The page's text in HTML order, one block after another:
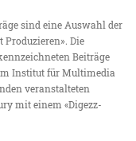
sind eine Auswahl der
Produzieren». Die
Beiträge
Institut für Multimedia
veranstalteten
mit einem «Digezz-